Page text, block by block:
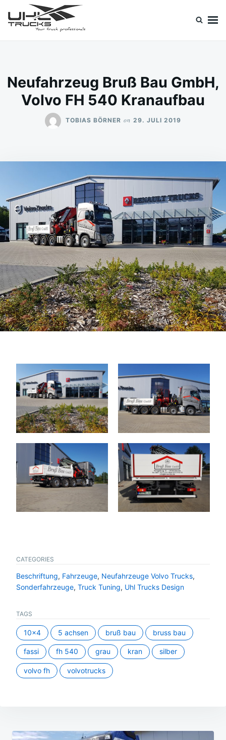
Search
for:
Neufahrzeug Bruß Bau GmbH,
Volvo FH 540 Kranaufbau
TOBIAS BÖRNER on 29. JULI 2019
CATEGORIES
Beschriftung, Fahrzeuge, Neufahrzeuge Volvo Trucks,
Sonderfahrzeuge, Truck Tuning, Uhl Trucks Design
TAGS
10x4 5 achsen bruß bau bruss bau
fassi fh 540 grau kran silber
volvo fh volvotrucks
Beitragsnavigation